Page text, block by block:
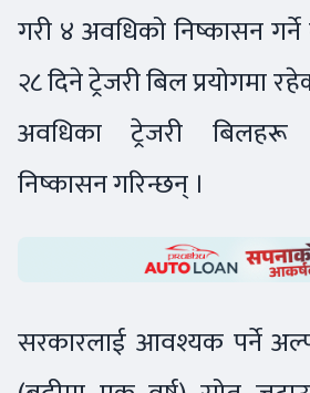
गरी ४ अवधिको निष्कासन
२८ दिने ट्रेजरी बिल प्रयोगमा
अवधिका ट्रेजरी बिलहरू
निष्कासन गरिन्छन् ।
सरकारलाई आवश्यक पर्ने